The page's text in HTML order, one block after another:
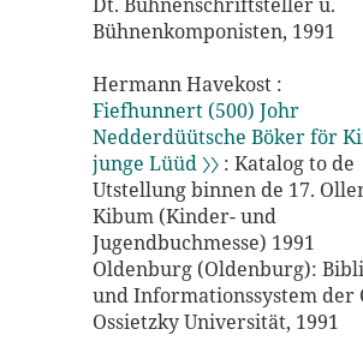
Bühnenkomponisten, 1991
Hermann Havekost :
Fiefhunnert (500) Johr
Nedderdüütsche Böker för
junge Lüüd 〉〉 : Katalog to de
Utstellung binnen de 17.
Kibum (Kinder- und
Jugendbuchmesse) 1991
Oldenburg (Oldenburg):
und Informationssystem der
Ossietzky Universität, 1991